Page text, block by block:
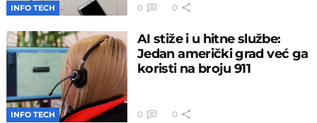
INFO TECH 0 0
INFO TECH
AI stiže i u hitne službe:
Jedan američki grad već ga
koristi na broju 911
0 0